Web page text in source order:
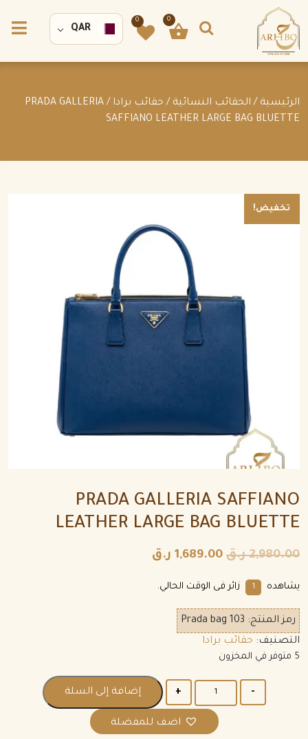
0
0
QAR
الرئيسية / الحقائب النسائية / حقائب برادا
/ PRADA GALLERIA
SAFFIANO LEATHER LARGE BAG BLUETTE
تخفيض!
PRADA GALLERIA SAFFIANO
LEATHER LARGE BAG BLUETTE
2,980.00 ر.ق 1,689.00 ر.ق
يشاهده 1 زائر فى الوقت الحالي.
رمز المنتج: Prada bag 103
التصنيف: حقائب برادا
5 متوفر في المخزون
إضافة إلى السلة
اضف للمفضلة